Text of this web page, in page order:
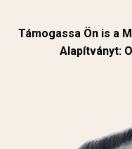
Támogassa Ön is a
Alapítványt: